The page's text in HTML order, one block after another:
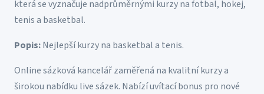
která se vyznačuje nadprůměrnými kurzy na fotbal, hokej,
tenis a basketbal.
Popis:Nejlepší kurzy na basketbal a tenis.
Online sázková kancelář zaměřená na kvalitní kurzy a
širokou nabídku live sázek. Nabízí uvítací bonus pro nové